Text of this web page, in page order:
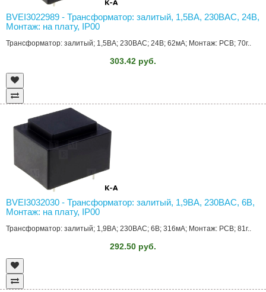
BVEI3022989 - Трансформатор: залитый, 1,5ВА, 230ВAC, 24В,
Монтаж: на плату, IP00
Трансформатор: залитый; 1,5ВА; 230ВAC; 24В; 62мА; Монтаж: PCB; 70г..
303.42 руб.
BVEI3032030 - Трансформатор: залитый, 1,9ВА, 230ВAC, 6В,
Монтаж: на плату, IP00
Трансформатор: залитый; 1,9ВА; 230ВAC; 6В; 316мА; Монтаж: PCB; 81г..
292.50 руб.